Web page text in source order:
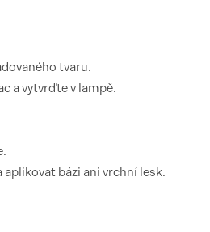
tvaru.
a vytvrďte v lampě.
bázi ani vrchní lesk.